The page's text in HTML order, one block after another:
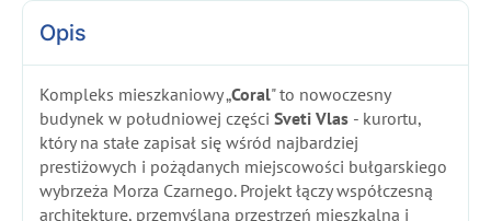
Opis
Kompleks mieszkaniowy „Coral" to nowoczesny
budynek w południowej części Sveti Vlas - kurortu,
który na stałe zapisał się wśród najbardziej
prestiżowych i pożądanych miejscowości bułgarskiego
wybrzeża Morza Czarnego. Projekt łączy współczesną
architekturę, przemyślaną przestrzeń mieszkalną i